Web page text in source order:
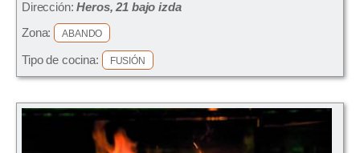
Dirección:Heros, 21 bajo izda
Zona:
ABANDO
Tipo de cocina: FUSIÓN